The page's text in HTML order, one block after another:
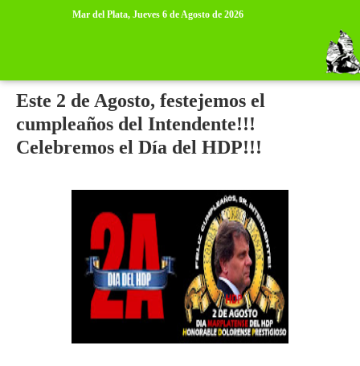
Mar del Plata, Jueves 6 de Agosto de 2026
Este 2 de Agosto, festejemos el
cumpleaños del Intendente!!!
Celebremos el Día del HDP!!!